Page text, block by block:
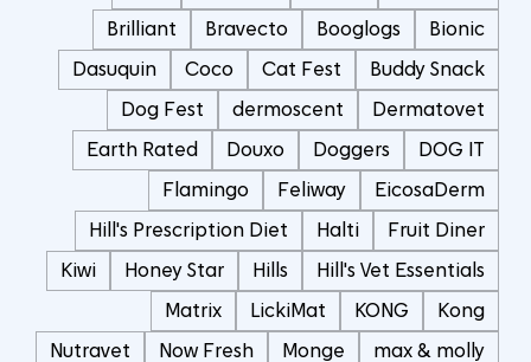
Bionic
Booglogs
Bravecto
Brilliant
Buddy Snack
Cat Fest
Coco
Dasuquin
Dermatovet
dermoscent
Dog Fest
DOG IT
Doggers
Douxo
Earth Rated
EicosaDerm
Feliway
Flamingo
Fruit Diner
Halti
Hill's Prescription Diet
Hill's Vet Essentials
Hills
Honey Star
Kiwi
Kong
KONG
LickiMat
Matrix
max & molly
Monge
Now Fresh
Nutravet